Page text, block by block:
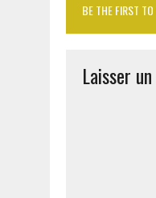
BE THE FIRST
Laisser